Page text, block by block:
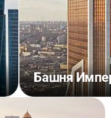
Башня